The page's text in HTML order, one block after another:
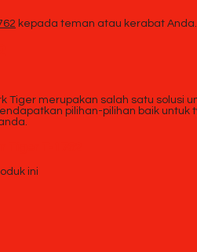
kepada teman atau kerabat Anda.
Tiger merupakan salah satu
pilihan-pilihan baik
ini